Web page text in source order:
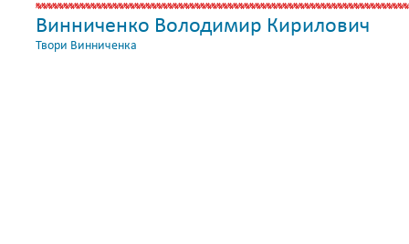
Винниченко Володимир Кирилович
Твори Винниченка